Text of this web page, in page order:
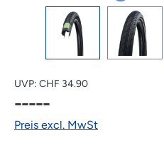
UVP: CHF 34.90
-----
Preis excl. MwSt